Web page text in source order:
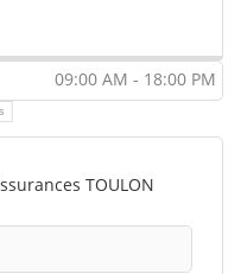
09:00 AM - 18:00 PM
TOULON